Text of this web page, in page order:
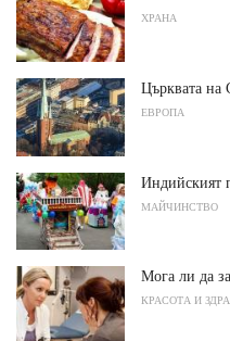
ХРАНА
Църквата на
ЕВРОПА
Индийският
МАЙЧИНСТВО
Мога ли да
КРАСОТА И